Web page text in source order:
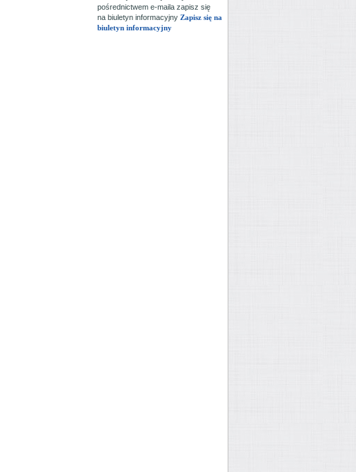
pośrednictwem e-maila zapisz się
na biuletyn informacyjny Zapisz się na
biuletyn informacyjny